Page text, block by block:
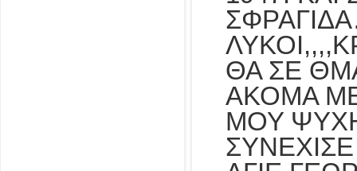
ΘΑ ΣΕ
ΑΚΟΜΑ
ΜΟΥ